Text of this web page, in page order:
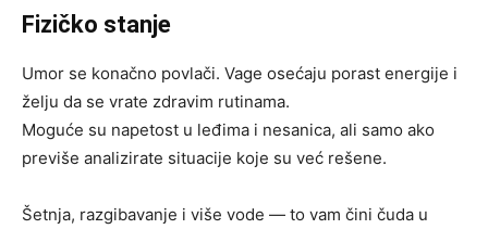
Fizičko stanje
Umor se konačno povlači. Vage osećaju porast energije i
želju da se vrate zdravim rutinama.
Moguće su napetost u leđima i nesanica, ali samo ako
previše analizirate situacije koje su već rešene.
Šetnja, razgibavanje i više vode — to vam čini čuda u